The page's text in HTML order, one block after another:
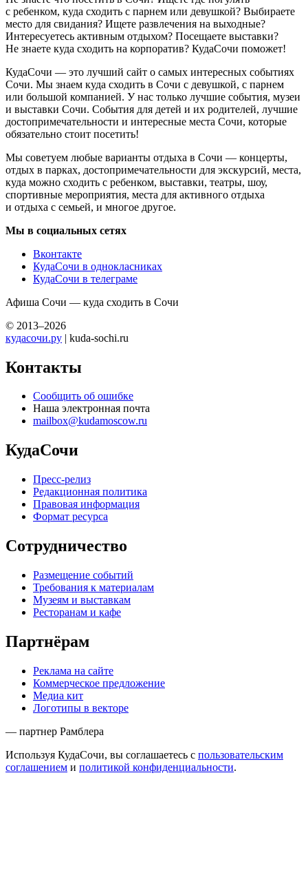
с ребенком, куда сходить с парнем или девушкой? Выбираете
место для свидания? Ищете развлечения на выходные?
Интересуетесь активным отдыхом? Посещаете выставки?
Не знаете куда сходить на корпоратив? КудаСочи поможет!
КудаСочи — это лучший сайт о самых интересных событиях
Сочи. Мы знаем куда сходить в Сочи с девушкой, с парнем
или большой компанией. У нас только лучшие события, музеи
и выставки Сочи. События для детей и их родителей, лучшие
достопримечательности и интересные места Сочи, которые
обязательно стоит посетить!
Мы советуем любые варианты отдыха в Сочи — концерты,
отдых в парках, достопримечательности для экскурсий, места,
куда можно сходить с ребенком, выставки, театры, шоу,
спортивные мероприятия, места для активного отдыха
и отдыха с семьей, и многое другое.
Мы в социальных сетях
Вконтакте
КудаСочи в однокласниках
КудаСочи в телеграме
Афиша Сочи — куда сходить в Сочи
© 2013–2026
кудасочи.ру | kuda-sochi.ru
Контакты
Сообщить об ошибке
Наша электронная почта
mailbox@kudamoscow.ru
КудаСочи
Пресс-релиз
Редакционная политика
Правовая информация
Формат ресурса
Сотрудничество
Размещение событий
Требования к материалам
Музеям и выставкам
Ресторанам и кафе
Партнёрам
Реклама на сайте
Коммерческое предложение
Медиа кит
Логотипы в векторе
— партнер Рамблера
Используя КудаСочи, вы соглашаетесь с пользовательским
соглашением и политикой конфиденциальности.